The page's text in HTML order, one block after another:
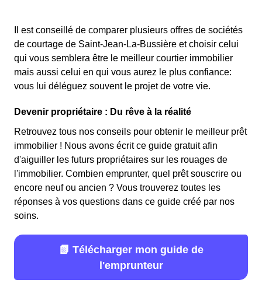
Il est conseillé de comparer plusieurs offres de sociétés
de courtage de Saint-Jean-La-Bussière et choisir celui
qui vous semblera être le meilleur courtier immobilier
mais aussi celui en qui vous aurez le plus confiance:
vous lui déléguez souvent le projet de votre vie.
Devenir propriétaire : Du rêve à la réalité
Retrouvez tous nos conseils pour obtenir le meilleur prêt
immobilier ! Nous avons écrit ce guide gratuit afin
d'aiguiller les futurs propriétaires sur les rouages de
l'immobilier. Combien emprunter, quel prêt souscrire ou
encore neuf ou ancien ? Vous trouverez toutes les
réponses à vos questions dans ce guide créé par nos
soins.
📗 Télécharger mon guide de
l'emprunteur